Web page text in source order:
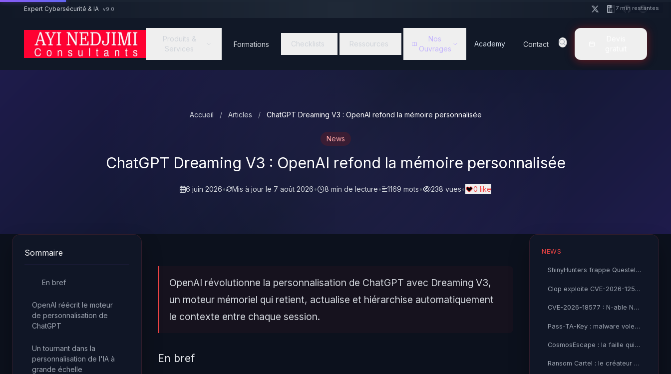
Aller au contenu principal
Expert Cybersécurité & IA v9.0
Produits &
Services
Formations Checklists Ressources
Nos
Ouvrages
Academy Contact
Accueil / Articles / ChatGPT Dreaming V3 : OpenAI refond la mémoire personnalisée
News
ChatGPT Dreaming V3 : OpenAI refond la mémoire personnalisée
6 juin 2026• Mis à jour le 7 août 2026• 8 min de lecture• 1169 mots• 238 vues• 0 like
Sommaire
En bref
OpenAI réécrit le moteur
de personnalisation de
ChatGPT
Un tournant dans la
personnalisation de l'IA à
grande échelle
OpenAI révolutionne la personnalisation de ChatGPT avec Dreaming V3,
un moteur mémoriel qui retient, actualise et hiérarchise automatiquement
le contexte entre chaque session.
En bref
NEWS
ShinyHunters frappe Questel SAS : 21 millions de records Salesforce volés
Clop exploite CVE-2026-12569 dans PTC Windchill : l'industrie sous feu
CVE-2026-18577 : N-able N-central contourne son correctif — CISA KEV exploité activement
Pass-TA-Key : malware vole vos passkeys Google sans alerte
CosmosEscape : la faille qui menaçait tout Azure Cosmos DB
Ransom Cartel : le créateur condamné à 16 ans de prison
7 min restantes